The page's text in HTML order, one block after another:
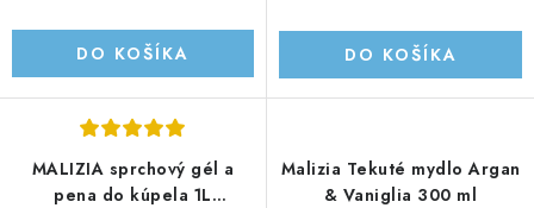
DO KOŠÍKA DO KOŠÍKA
MALIZIA sprchový gél a
pena do kúpela 1L
Malizia Tekuté mydlo Argan
& Vaniglia 300 ml